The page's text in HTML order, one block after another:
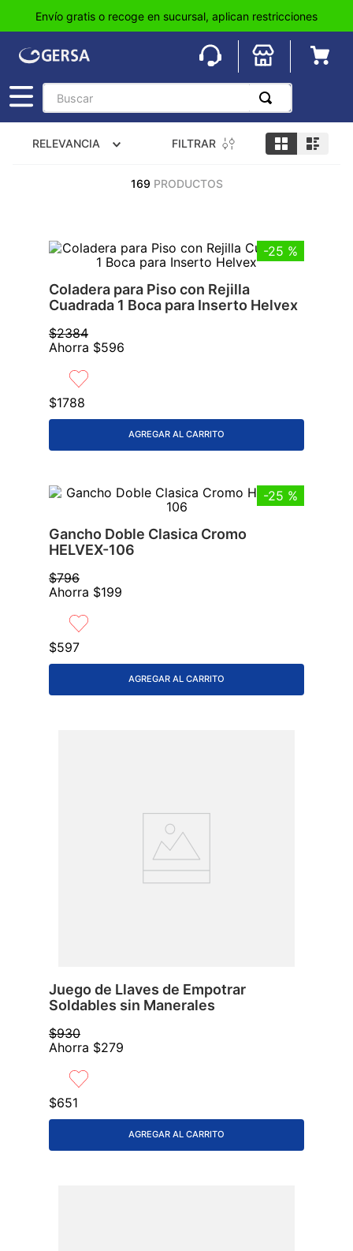
Envío gratis o recoge en sucursal, aplican restricciones
Buscar
RELEVANCIA FILTRAR
169 PRODUCTOS
-25 %
Coladera para Piso con Rejilla
Cuadrada 1 Boca para Inserto Helvex
$2384
Ahorra $596
$1788
AGREGAR AL CARRITO
-25 %
Gancho Doble Clasica Cromo
HELVEX-106
$796
Ahorra $199
$597
AGREGAR AL CARRITO
Juego de Llaves de Empotrar
Soldables sin Manerales
$930
Ahorra $279
$651
AGREGAR AL CARRITO
lavabo
6.
wc
8.
tinaco
.
lavabos
10.